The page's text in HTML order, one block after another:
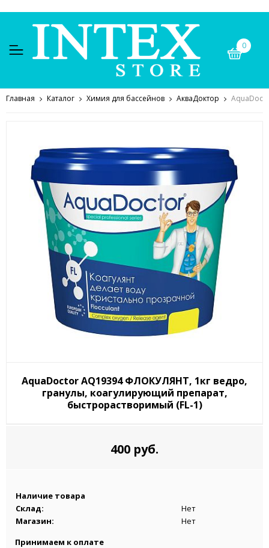
0
Главная Каталог Химия для бассейнов АкваДоктор
AquaDoctor AQ19394 ФЛОКУЛЯНТ, 1кг ведро,
гранулы, коагулирующий препарат,
быстрорастворимый (FL-1)
400 руб.
Наличие товара
Склад:
Нет
Магазин:
Нет
Принимаем к оплате